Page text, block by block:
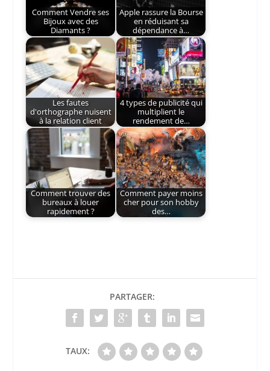
Comment Vendre ses
Bijoux avec des
Diamants ?
Apple rassure la Bourse
en réduisant sa
dépendance à…
Les fautes
d'orthographe nuisent
à la relation client
4 types de publicité qui
multiplient le
rendement de…
Comment trouver des
bureaux à louer
rapidement ?
Comment payer moins
cher pour son hobby
des…
PARTAGER:
TAUX: